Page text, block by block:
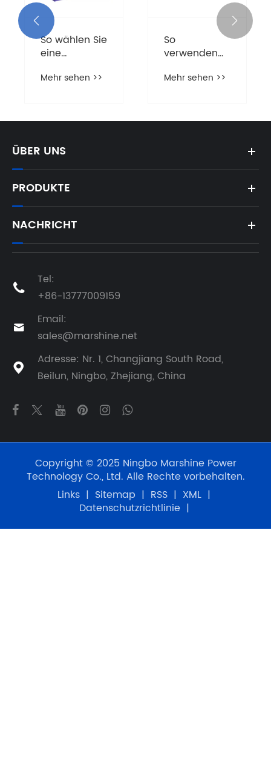
Seilmontage
an Ihrer
Seilwinde im
Jahr 2026?
MARSHINE für
den Bau von
Stromleitungen
 
ÜBER UNS
PRODUKTE
NACHRICHT

Tel:
+86-13777009159

Email:
sales@marshine.net

Adresse: Nr. 1, Changjiang South Road,
Beilun, Ningbo, Zhejiang, China
Copyright © 2025 Ningbo Marshine Power
Technology Co., Ltd. Alle Rechte vorbehalten.
Links | Sitemap | RSS | XML |
Datenschutzrichtlinie |